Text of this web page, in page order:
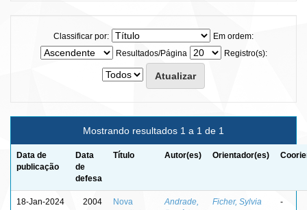
Classificar por:
Em ordem:
Resultados/Página
Registro(s):
Mostrando resultados 1 a 1 de 1
Data de
publicação
Data
de
defesa
Título Autor(es) Orientador(es)
18-Jan-2024 2004
Nova
Andrade,
Ficher, Sylvia -